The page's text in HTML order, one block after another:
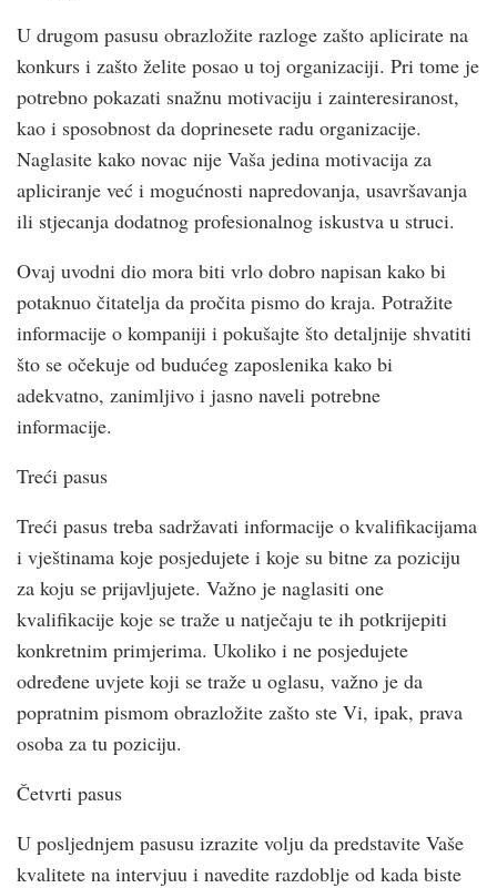
U drugom pasusu obrazložite razloge zašto aplicirate na
konkurs i zašto želite posao u toj organizaciji. Pri tome je
potrebno pokazati snažnu motivaciju i zainteresiranost,
kao i sposobnost da doprinesete radu organizacije.
Naglasite kako novac nije Vaša jedina motivacija za
apliciranje već i mogućnosti napredovanja, usavršavanja
ili stjecanja dodatnog profesionalnog iskustva u struci.
Ovaj uvodni dio mora biti vrlo dobro napisan kako bi
potaknuo čitatelja da pročita pismo do kraja. Potražite
informacije o kompaniji i pokušajte što detaljnije shvatiti
što se očekuje od budućeg zaposlenika kako bi
adekvatno, zanimljivo i jasno naveli potrebne
informacije.
Treći pasus
Treći pasus treba sadržavati informacije o kvalifikacijama
i vještinama koje posjedujete i koje su bitne za poziciju
za koju se prijavljujete. Važno je naglasiti one
kvalifikacije koje se traže u natječaju te ih potkrijepiti
konkretnim primjerima. Ukoliko i ne posjedujete
određene uvjete koji se traže u oglasu, važno je da
popratnim pismom obrazložite zašto ste Vi, ipak, prava
osoba za tu poziciju.
Četvrti pasus
U posljednjem pasusu izrazite volju da predstavite Vaše
kvalitete na intervjuu i navedite razdoblje od kada biste